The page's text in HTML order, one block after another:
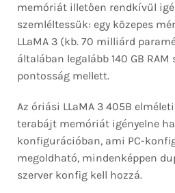
memóriát illetően rendkívül
szemléltessük: egy közepes
LLaMA 3 (kb. 70 milliárd
általában legalább 140 GB
pontosság mellett.
Az óriási LLaMA 3 405B
terabájt memóriát igényelne
konfigurációban, ami PC-
megoldható, mindenképpen
szerver konfig kell hozzá.